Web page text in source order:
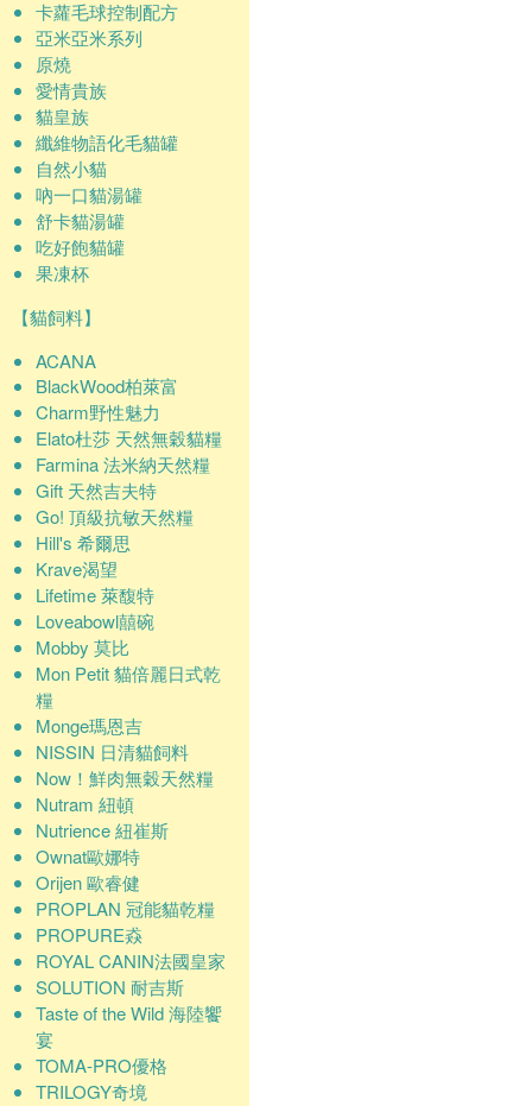
卡蘿毛球控制配方
亞米亞米系列
原燒
愛情貴族
貓皇族
纖維物語化毛貓罐
自然小貓
吶一口貓湯罐
舒卡貓湯罐
吃好飽貓罐
果凍杯
【貓飼料】
ACANA
BlackWood柏萊富
Charm野性魅力
Elato杜莎 天然無穀貓糧
Farmina 法米納天然糧
Gift 天然吉夫特
Go! 頂級抗敏天然糧
Hill's 希爾思
Krave渴望
Lifetime 萊馥特
Loveabowl囍碗
Mobby 莫比
Mon Petit 貓倍麗日式乾
糧
Monge瑪恩吉
NISSIN 日清貓飼料
Now！鮮肉無穀天然糧
Nutram 紐頓
Nutrience 紐崔斯
Ownat歐娜特
Orijen 歐睿健
PROPLAN 冠能貓乾糧
PROPURE猋
ROYAL CANIN法國皇家
SOLUTION 耐吉斯
Taste of the Wild 海陸饗
宴
TOMA-PRO優格
TRILOGY奇境